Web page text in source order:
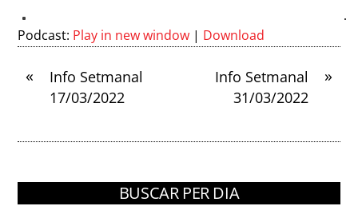
Podcast: Play in new window | Download
«
Info Setmanal
17/03/2022
»
Info Setmanal
31/03/2022
BUSCAR PER DIA